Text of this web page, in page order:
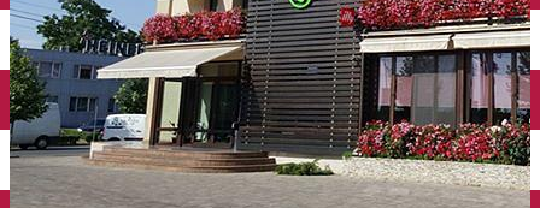
Închirieri auto
Închirieri biciclete
Taxi
Încărcare vehicule electrice